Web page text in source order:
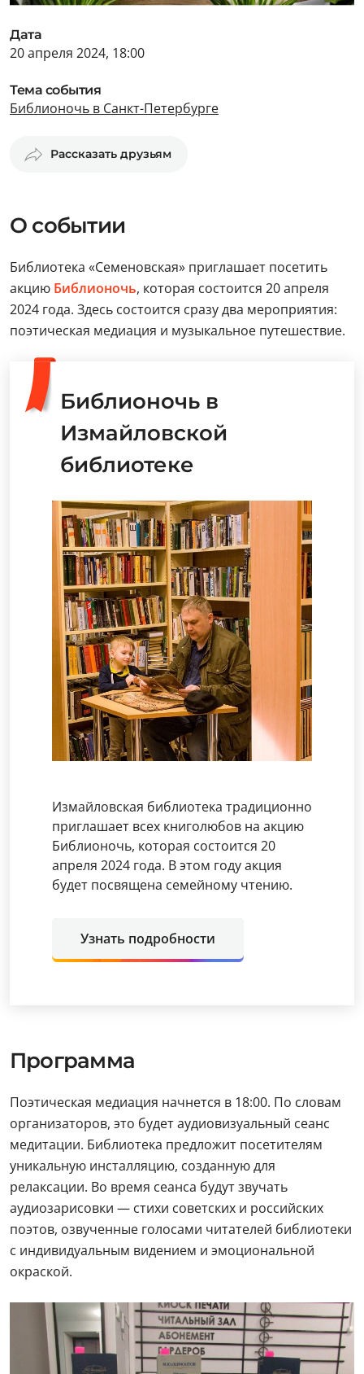
Дата
20 апреля 2024, 18:00
Тема события
Библионочь в Санкт-Петербурге
Рассказать друзьям
О событии
Библиотека «Семеновская» приглашает посетить
акцию Библионочь, которая состоится 20 апреля
2024 года. Здесь состоится сразу два мероприятия:
поэтическая медиация и музыкальное путешествие.
Библионочь в
Измайловской
библиотеке
Измайловская библиотека традиционно
приглашает всех книголюбов на акцию
Библионочь, которая состоится 20
апреля 2024 года. В этом году акция
будет посвящена семейному чтению.
Узнать подробности
Программа
Поэтическая медиация начнется в 18:00. По словам
организаторов, это будет аудиовизуальный сеанс
медитации. Библиотека предложит посетителям
уникальную инсталляцию, созданную для
релаксации. Во время сеанса будут звучать
аудиозарисовки — стихи советских и российских
поэтов, озвученные голосами читателей библиотеки
с индивидуальным видением и эмоциональной
окраской.